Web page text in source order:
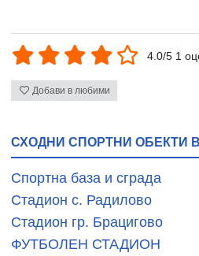
4.0/5 1
Добави в любими
СХОДНИ СПОРТНИ ОБЕКТИ
Спортна база и сграда
Стадион с. Радилово
Стадион гр. Брацигово
ФУТБОЛЕН СТАДИОН